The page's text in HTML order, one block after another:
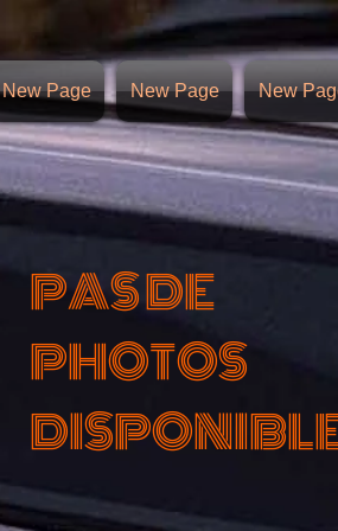
New Page New Page New
PAS DE
PHOTOS